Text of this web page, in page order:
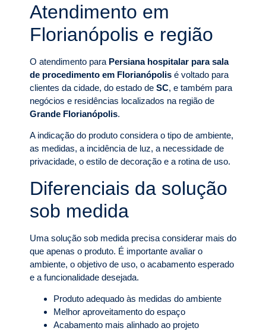
Atendimento em
Florianópolis e região
O atendimento para Persiana hospitalar para sala
de procedimento em Florianópolis é voltado para
clientes da cidade, do estado de SC, e também para
negócios e residências localizados na região de
Grande Florianópolis.
A indicação do produto considera o tipo de ambiente,
as medidas, a incidência de luz, a necessidade de
privacidade, o estilo de decoração e a rotina de uso.
Diferenciais da solução
sob medida
Uma solução sob medida precisa considerar mais do
que apenas o produto. É importante avaliar o
ambiente, o objetivo de uso, o acabamento esperado
e a funcionalidade desejada.
Produto adequado às medidas do ambiente
Melhor aproveitamento do espaço
Acabamento mais alinhado ao projeto